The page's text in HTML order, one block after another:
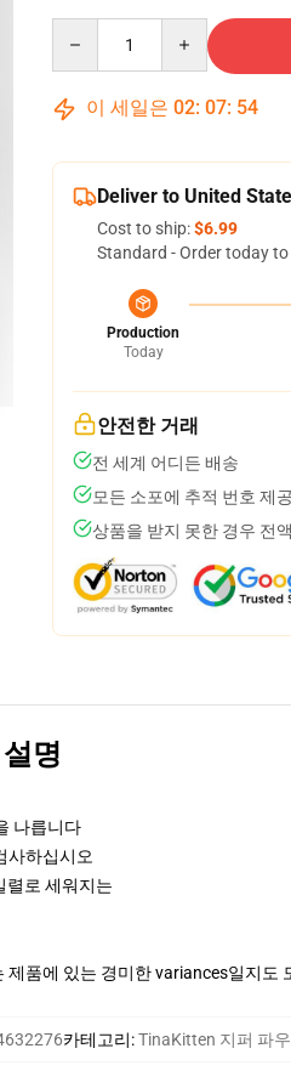
이 세일은 02: 07: 53
Deliver to United
Cost to ship:$6.99
Standard - Order today
Production
Today
안전한 거래
전 세계 어디든 배송
모든 소포에 추적 번호 제공
상품을 받지 못한 경우 전
설명
나릅니다
사하십시오
렬로 세워지는
품에 있는 경미한 variances일지도
카테고리:TinaKitten 지퍼 파